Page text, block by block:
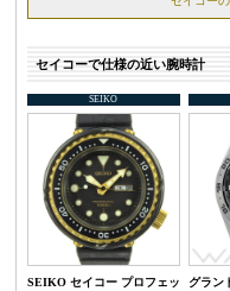
セイコーで仕様の近い腕時計
SEIKO
SEIKO セイコー プロフェッ
グラン